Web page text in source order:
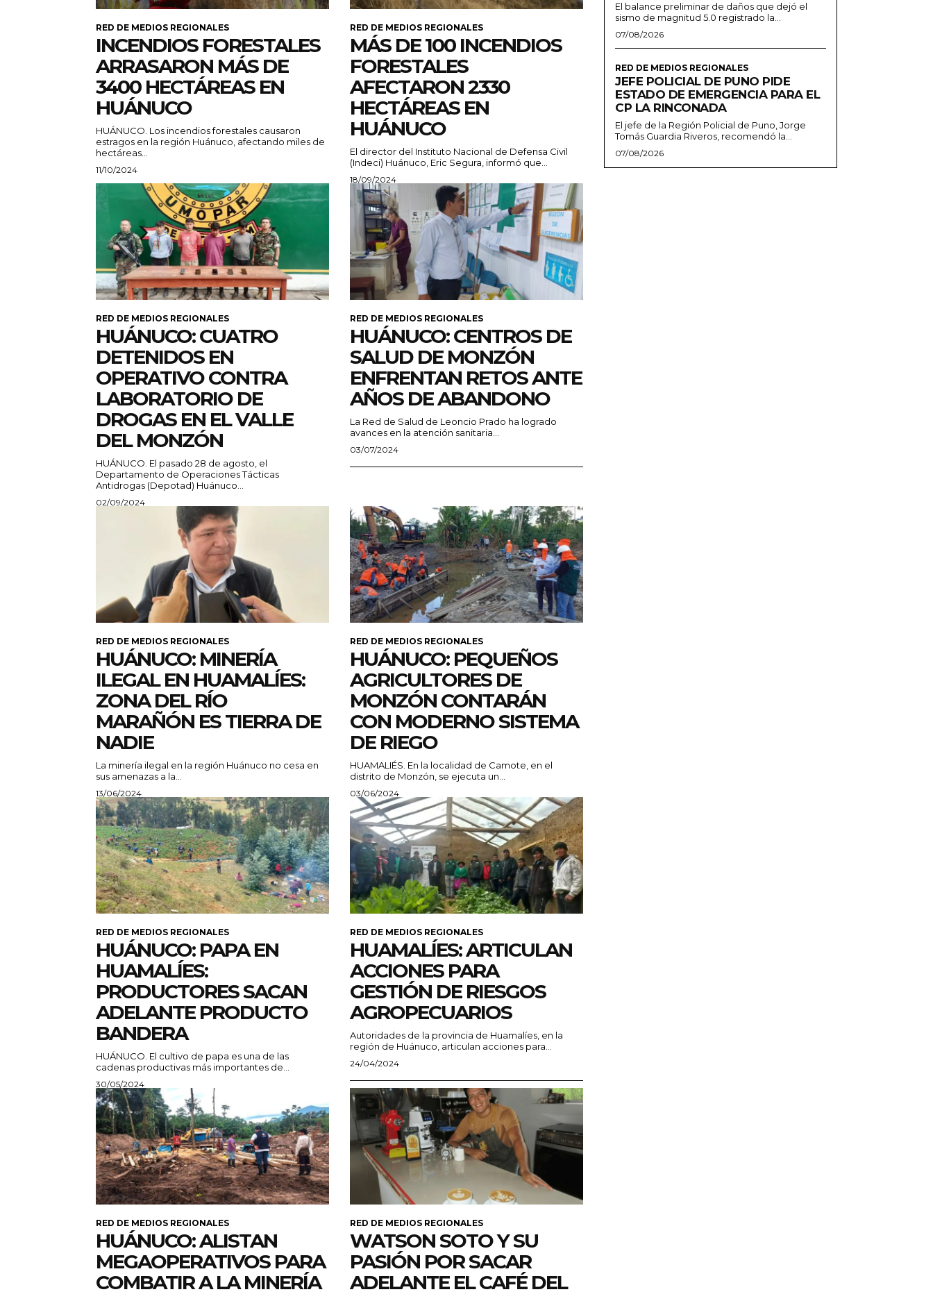
RED DE MEDIOS REGIONALES
INCENDIOS FORESTALES
ARRASARON MÁS DE
3400 HECTÁREAS EN
HUÁNUCO
HUÁNUCO. Los incendios forestales causaron
estragos en la región Huánuco, afectando miles de
hectáreas...
11/10/2024
RED DE MEDIOS REGIONALES
MÁS DE 100 INCENDIOS
FORESTALES
AFECTARON 2330
HECTÁREAS EN
HUÁNUCO
El director del Instituto Nacional de Defensa Civil
(Indeci) Huánuco, Eric Segura, informó que...
18/09/2024
RED DE MEDIOS REGIONALES
HUÁNUCO: CUATRO
DETENIDOS EN
OPERATIVO CONTRA
LABORATORIO DE
DROGAS EN EL VALLE
DEL MONZÓN
HUÁNUCO. El pasado 28 de agosto, el
Departamento de Operaciones Tácticas
Antidrogas (Depotad) Huánuco...
02/09/2024
RED DE MEDIOS REGIONALES
HUÁNUCO: CENTROS DE
SALUD DE MONZÓN
ENFRENTAN RETOS ANTE
AÑOS DE ABANDONO
La Red de Salud de Leoncio Prado ha logrado
avances en la atención sanitaria...
03/07/2024
RED DE MEDIOS REGIONALES
HUÁNUCO: MINERÍA
ILEGAL EN HUAMALÍES:
ZONA DEL RÍO
MARAÑÓN ES TIERRA DE
NADIE
La minería ilegal en la región Huánuco no cesa en
sus amenazas a la...
13/06/2024
RED DE MEDIOS REGIONALES
HUÁNUCO: PEQUEÑOS
AGRICULTORES DE
MONZÓN CONTARÁN
CON MODERNO SISTEMA
DE RIEGO
HUAMALIÉS. En la localidad de Camote, en el
distrito de Monzón, se ejecuta un...
03/06/2024
RED DE MEDIOS REGIONALES
HUÁNUCO: PAPA EN
HUAMALÍES:
PRODUCTORES SACAN
ADELANTE PRODUCTO
BANDERA
HUÁNUCO. El cultivo de papa es una de las
cadenas productivas más importantes de...
30/05/2024
RED DE MEDIOS REGIONALES
HUAMALÍES: ARTICULAN
ACCIONES PARA
GESTIÓN DE RIESGOS
AGROPECUARIOS
Autoridades de la provincia de Huamalíes, en la
región de Huánuco, articulan acciones para...
24/04/2024
RED DE MEDIOS REGIONALES
HUÁNUCO: ALISTAN
MEGAOPERATIVOS PARA
COMBATIR A LA MINERÍA
RED DE MEDIOS REGIONALES
WATSON SOTO Y SU
PASIÓN POR SACAR
ADELANTE EL CAFÉ DEL
El balance preliminar de daños que dejó el
sismo de magnitud 5.0 registrado la...
07/08/2026
RED DE MEDIOS REGIONALES
JEFE POLICIAL DE PUNO PIDE
ESTADO DE EMERGENCIA PARA EL
CP LA RINCONADA
El jefe de la Región Policial de Puno, Jorge
Tomás Guardia Riveros, recomendó la...
07/08/2026